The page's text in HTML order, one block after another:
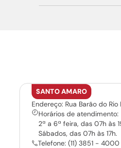
SANTO AMARO
Endereço: Rua Barão do
Horários de atendimento:
2ª a 6ª feira, das 07h às
Sábados, das 07h às 17h.
Telefone: (11) 3851 - 4000